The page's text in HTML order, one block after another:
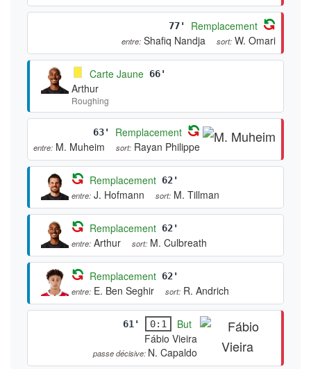
77' Remplacement
entre: Shafiq Nandja sort: W. Omari
Carte Jaune 66'
Arthur
Roughing
63' Remplacement
entre: M. Muheim sort: Rayan Philippe
Remplacement 62'
entre: J. Hofmann sort: M. Tillman
Remplacement 62'
entre: Arthur sort: M. Culbreath
Remplacement 62'
entre: E. Ben Seghir sort: R. Andrich
61' 0:1
But
Fábio Vieira
passe décisive: N. Capaldo